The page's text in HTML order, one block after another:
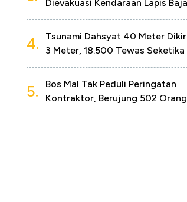
Dievakuasi Kendaraan Lapis Baja
4.
Tsunami Dahsyat 40 Meter
3 Meter, 18.500 Tewas Seketika
5.
Bos Mal Tak Peduli Peringatan
Kontraktor, Berujung 502